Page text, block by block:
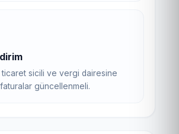
ticaret sicili ve vergi dairesine
güncellenmeli.